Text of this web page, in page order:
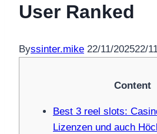
User Ranked
Byssinter.mike 22/11/202522/
Content
Best 3 reel slots:
Lizenzen und auch